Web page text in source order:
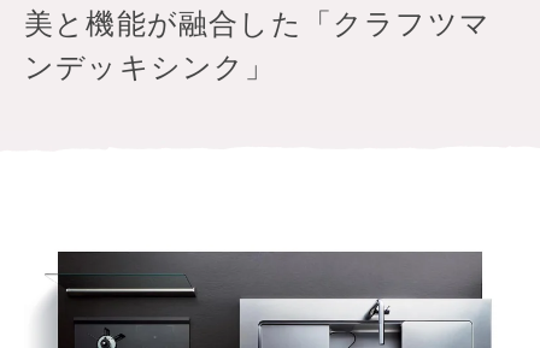
美と機能が融合した「クラフツマ
ンデッキシンク」